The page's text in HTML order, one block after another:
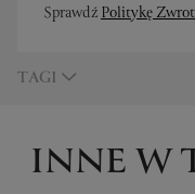
SprawdźPolitykę
TAGI
INNE W